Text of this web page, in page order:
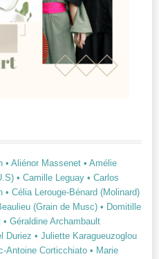
• Aliénor Massenet • Amélie
• Camille Leguay • Carlos
• Célia Lerouge-Bénard (Molinard)
(Grain de Musc) • Domitille
• Géraldine Archambault
Duriez • Juliette Karagueuzoglou
Antoine Corticchiato • Marie